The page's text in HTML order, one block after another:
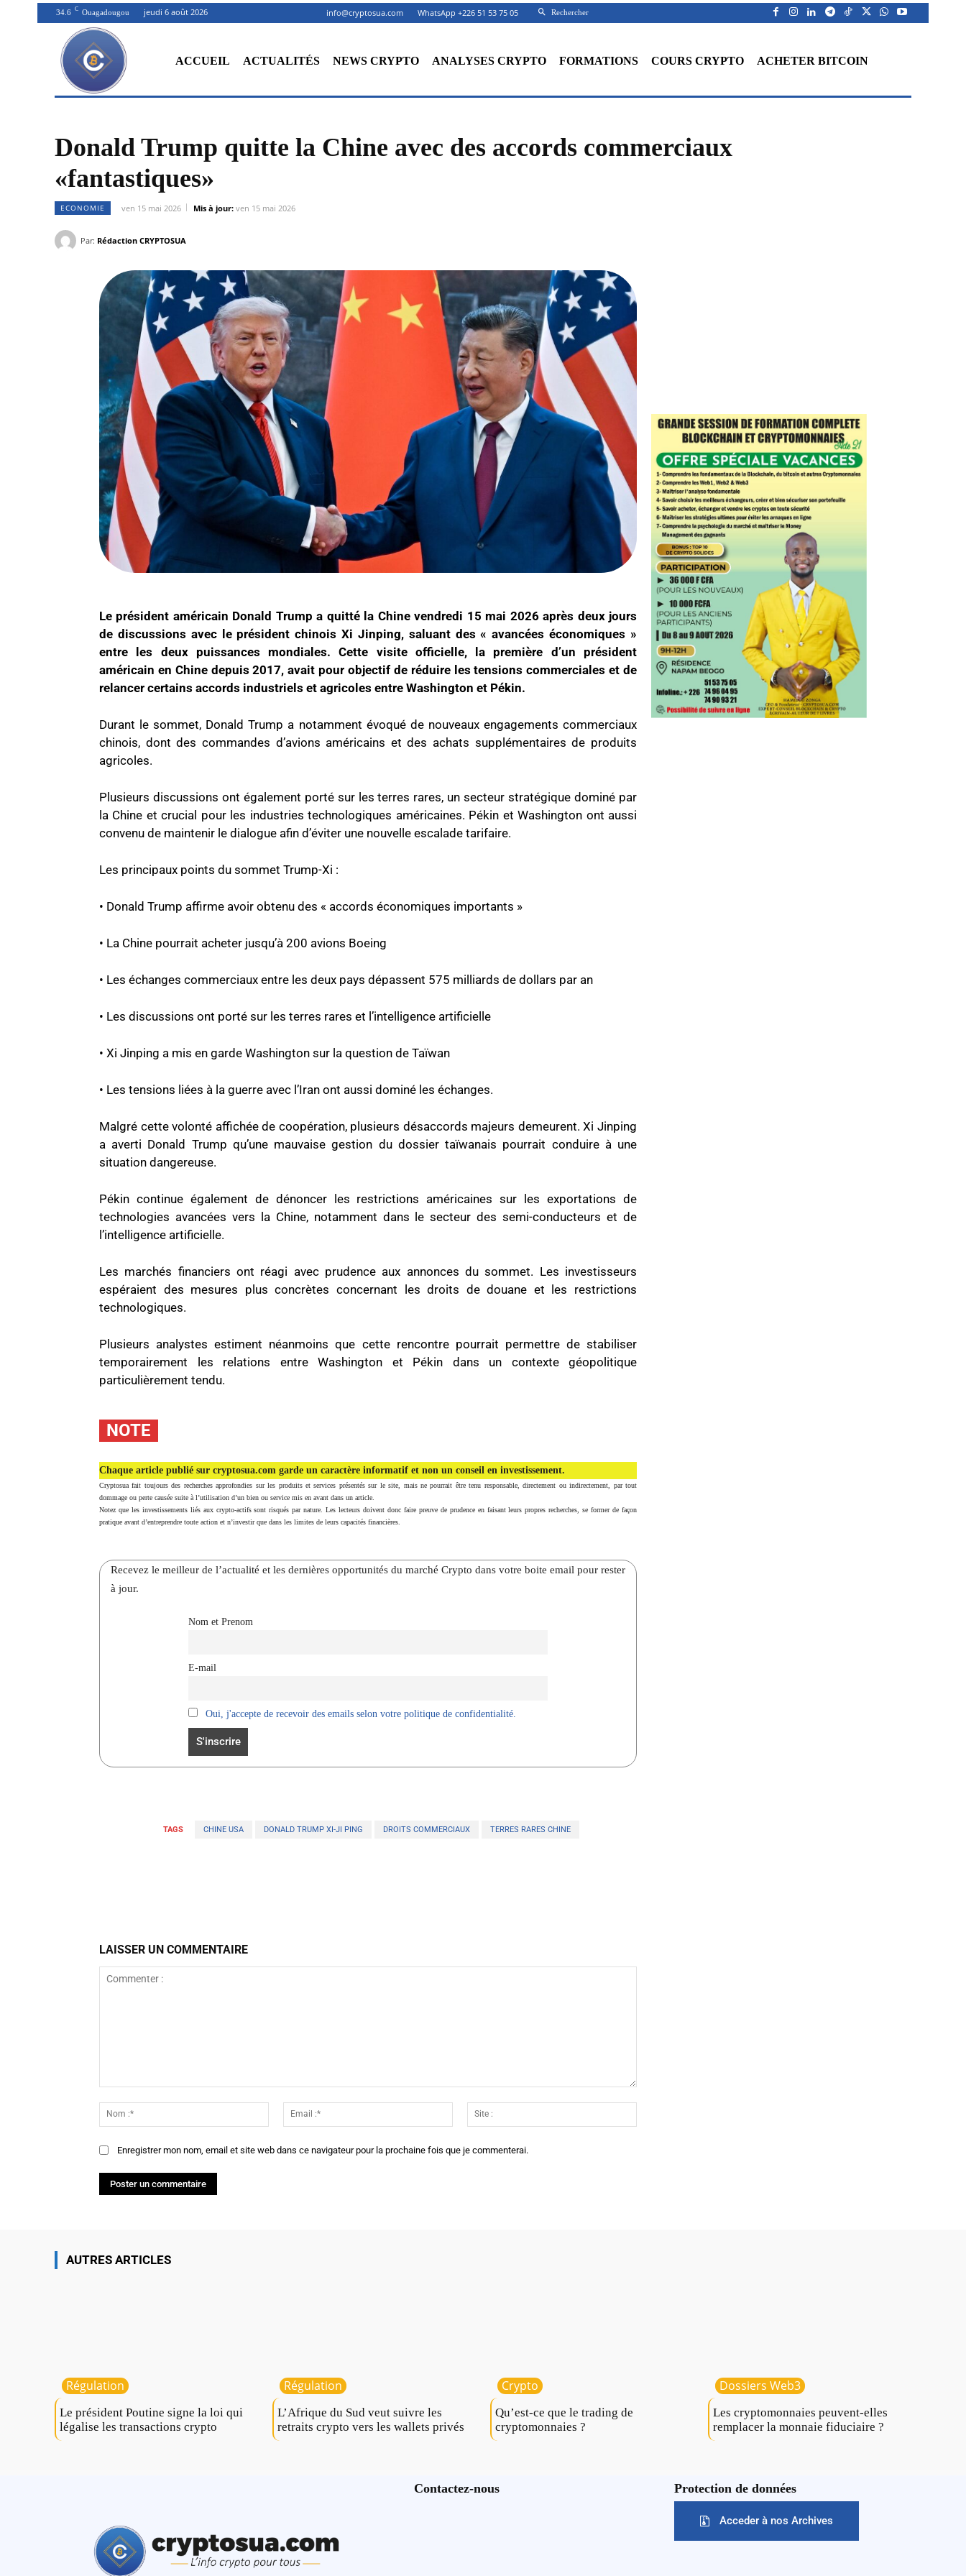
34.6 C Ouagadougou jeudi 6 août 2026 info@cryptosua.com WhatsApp +226 51 53 75 05 Rechercher
ACCUEIL ACTUALITÉS NEWS CRYPTO ANALYSES CRYPTO FORMATIONS COURS CRYPTO ACHETER BITCOIN
Donald Trump quitte la Chine avec des accords commerciaux
«fantastiques»
ECONOMIE ven 15 mai 2026 Mis à jour: ven 15 mai 2026
Par: Rédaction CRYPTOSUA
Le président américain Donald Trump a quitté la Chine vendredi 15 mai 2026 après deux jours
de discussions avec le président chinois Xi Jinping, saluant des « avancées économiques »
entre les deux puissances mondiales. Cette visite officielle, la première d’un président
américain en Chine depuis 2017, avait pour objectif de réduire les tensions commerciales et de
relancer certains accords industriels et agricoles entre Washington et Pékin.
Durant le sommet, Donald Trump a notamment évoqué de nouveaux engagements commerciaux
chinois, dont des commandes d’avions américains et des achats supplémentaires de produits
agricoles.
Plusieurs discussions ont également porté sur les terres rares, un secteur stratégique dominé par
la Chine et crucial pour les industries technologiques américaines. Pékin et Washington ont aussi
convenu de maintenir le dialogue afin d’éviter une nouvelle escalade tarifaire.
Les principaux points du sommet Trump-Xi :
• Donald Trump affirme avoir obtenu des « accords économiques importants »
• La Chine pourrait acheter jusqu’à 200 avions Boeing
• Les échanges commerciaux entre les deux pays dépassent 575 milliards de dollars par an
• Les discussions ont porté sur les terres rares et l’intelligence artificielle
• Xi Jinping a mis en garde Washington sur la question de Taïwan
• Les tensions liées à la guerre avec l’Iran ont aussi dominé les échanges.
Malgré cette volonté affichée de coopération, plusieurs désaccords majeurs demeurent. Xi Jinping
a averti Donald Trump qu’une mauvaise gestion du dossier taïwanais pourrait conduire à une
situation dangereuse.
Pékin continue également de dénoncer les restrictions américaines sur les exportations de
technologies avancées vers la Chine, notamment dans le secteur des semi-conducteurs et de
l’intelligence artificielle.
Les marchés financiers ont réagi avec prudence aux annonces du sommet. Les investisseurs
espéraient des mesures plus concrètes concernant les droits de douane et les restrictions
technologiques.
Plusieurs analystes estiment néanmoins que cette rencontre pourrait permettre de stabiliser
temporairement les relations entre Washington et Pékin dans un contexte géopolitique
particulièrement tendu.
NOTE
Chaque article publié sur cryptosua.com garde un caractère informatif et non un conseil en investissement.
Cryptosua fait toujours des recherches approfondies sur les produits et services présentés sur le site, mais ne pourrait être tenu responsable, directement ou indirectement, par tout
dommage ou perte causée suite à l’utilisation d’un bien ou service mis en avant dans un article.
Notez que les investissements liés aux crypto-actifs sont risqués par nature. Les lecteurs doivent donc faire preuve de prudence en faisant leurs propres recherches, se former de façon
pratique avant d’entreprendre toute action et n’investir que dans les limites de leurs capacités financières.
Recevez le meilleur de l’actualité et les dernières opportunités du marché Crypto dans votre boite email pour rester
à jour.
Nom et Prenom
E-mail
Oui, j'accepte de recevoir des emails selon votre politique de confidentialité.
TAGS CHINE USA DONALD TRUMP XI-JI PING DROITS COMMERCIAUX TERRES RARES CHINE
LAISSER UN COMMENTAIRE
:*
Email
:*
:
Enregistrer mon nom, email et site web dans ce navigateur pour la prochaine fois que je commenterai.
AUTRES ARTICLES
Régulation
Le président Poutine signe la loi qui
légalise les transactions crypto
Régulation
L’Afrique du Sud veut suivre les
retraits crypto vers les wallets privés
Crypto
Qu’est-ce que le trading de
cryptomonnaies ?
Dossiers Web3
Les cryptomonnaies peuvent-elles
remplacer la monnaie fiduciaire ?
Contactez-nous Protection de données
Acceder à nos Archives